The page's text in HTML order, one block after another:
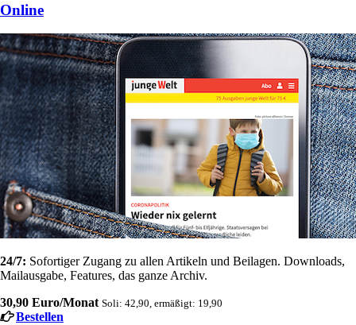
Online
24/7: Sofortiger Zugang zu allen Artikeln und Beilagen. Downloads,
Mailausgabe, Features, das ganze Archiv.
30,90 Euro/Monat Soli: 42,90, ermäßigt: 19,90
Bestellen